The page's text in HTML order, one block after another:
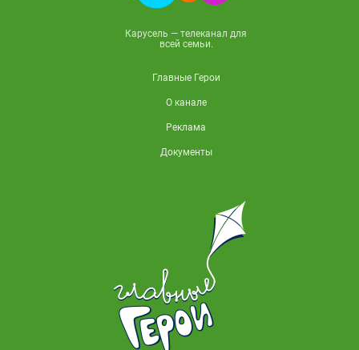
Карусель — телеканал для
всей семьи.
Главные Герои
О канале
Реклама
Документы